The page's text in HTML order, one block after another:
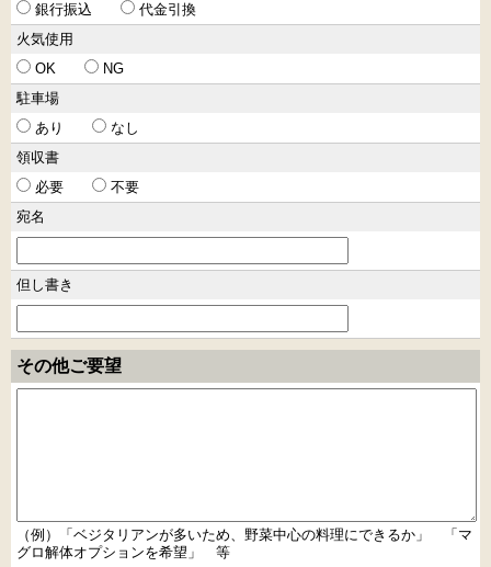
銀行振込
代金引換
火気使用
OK
NG
駐車場
あり
なし
領収書
必要
不要
宛名
但し書き
その他ご要望
（例）「ベジタリアンが多いため、野菜中心の料理にできるか」 「マ
グロ解体オプションを希望」 等